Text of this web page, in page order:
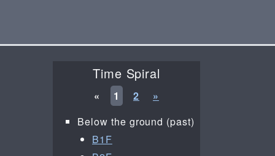
Time Spiral
« 1 2
»
Below the ground (past)
B1F